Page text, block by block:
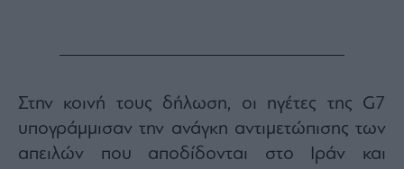
Mononews100
Στην κοινή τους δήλωση, οι ηγέτες της G7
υπογράμμισαν την ανάγκη αντιμετώπισης των
απειλών που αποδίδονται στο Ιράν και